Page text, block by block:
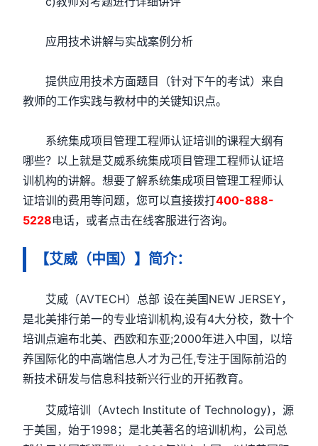
应用技术讲解与实战案例分析
提供应用技术方面题目（针对下午的考试）来自
教师的工作实践与教材中的关键知识点。
系统集成项目管理工程师认证培训的课程大纲有
哪些？以上就是艾威系统集成项目管理工程师认证培
训机构的讲解。想要了解系统集成项目管理工程师认
证培训的费用等问题，您可以直接拨打400-888-
5228电话，或者点击在线客服进行咨询。
【艾威（中国）】简介：
艾威（AVTECH）总部 设在美国NEW JERSEY，
是北美排行弟一的专业培训机构,设有4大分校，数十个
培训点遍布北美、西欧和东亚;2000年进入中国，以培
养国际化的中高端信息人才为己任,专注于国际前沿的
新技术研发与信息科技新兴行业的开拓教育。
艾威培训（Avtech Institute of Technology)，源
于美国，始于1998；是北美著名的培训机构，公司总